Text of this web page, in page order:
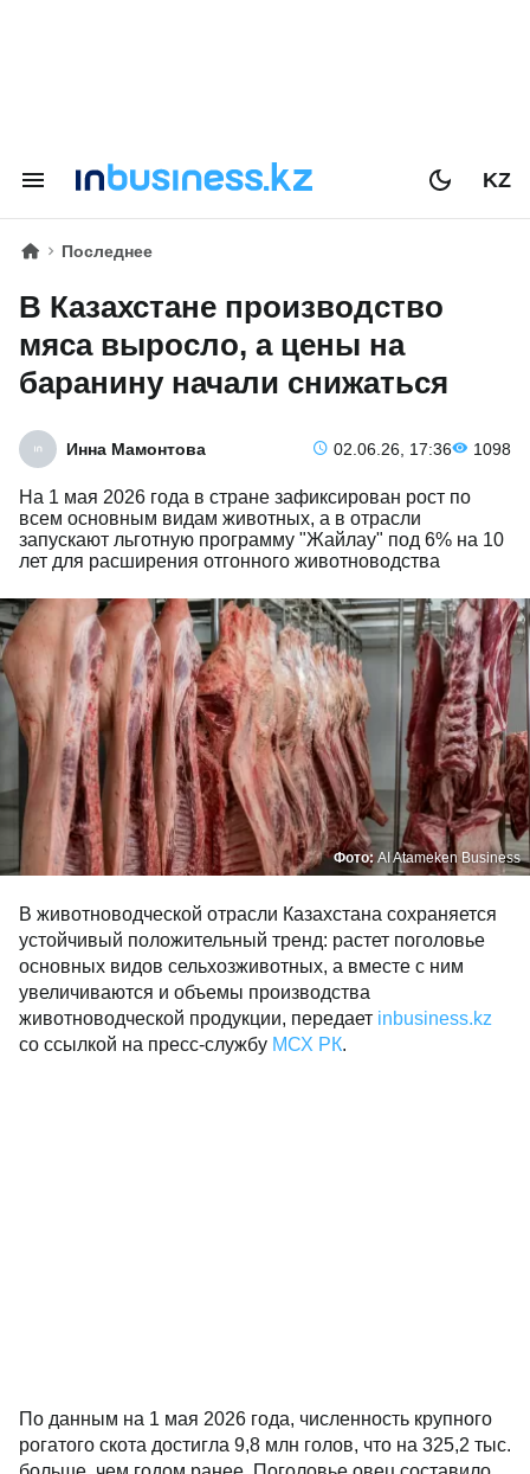
KZ
Последнее
В Казахстане производство
мяса выросло, а цены на
баранину начали снижаться
Инна Мамонтова 02.06.26, 17:36 1098
На 1 мая 2026 года в стране зафиксирован рост по
всем основным видам животных, а в отрасли
запускают льготную программу "Жайлау" под 6% на 10
лет для расширения отгонного животноводства
Фото: AI Atameken Business
В животноводческой отрасли Казахстана сохраняется
устойчивый положительный тренд: растет поголовье
основных видов сельхозживотных, а вместе с ним
увеличиваются и объемы производства
животноводческой продукции, передает inbusiness.kz
со ссылкой на пресс-службу МСХ РК.
По данным на 1 мая 2026 года, численность крупного
рогатого скота достигла 9,8 млн голов, что на 325,2 тыс.